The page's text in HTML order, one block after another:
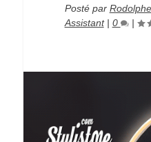
Posté par
Assistant| 0 |